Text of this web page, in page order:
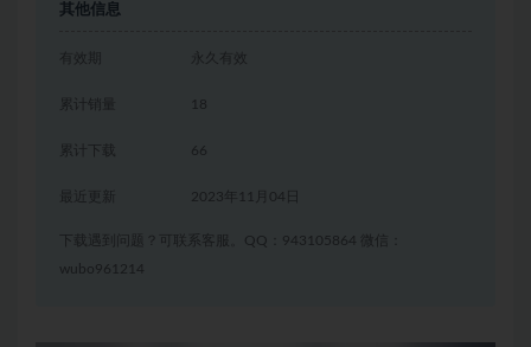
其他信息
有效期 永久有效
累计销量 18
累计下载 66
2023年11月04日
下载遇到问题？可联系客服。QQ：943105864 微信：
wubo961214